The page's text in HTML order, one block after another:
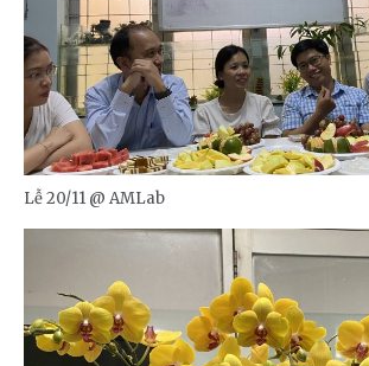
Lễ 20/11 @ AMLab